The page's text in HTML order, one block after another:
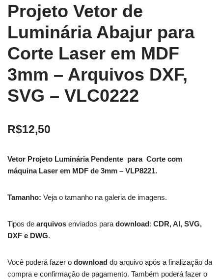
Projeto Vetor de
Luminária Abajur para
Corte Laser em MDF
3mm – Arquivos DXF,
SVG – VLC0222
R$12,50
Vetor Projeto Luminária Pendente para Corte com
máquina Laser em MDF de 3mm – VLP8221.
Tamanho: Veja o tamanho na galeria de imagens.
Tipos de arquivos enviados para download: CDR, AI, SVG,
DXF e DWG.
Você poderá fazer o download do arquivo após a finalização da
compra e confirmação de pagamento. Também poderá fazer o